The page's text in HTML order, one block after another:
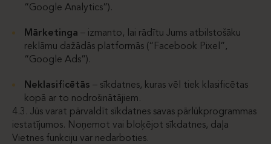
“Google Analytics”).
Mārketinga – izmanto, lai rādītu Jums atbilstošāku
reklāmu dažādās platformās (“Facebook Pixel”,
“Google Ads”).
Neklasificētās – sīkdatnes, kuras vēl tiek klasificētas
kopā ar to nodrošinātājiem.
4.3. Jūs varat pārvaldīt sīkdatnes savas pārlūkprogrammas
iestatījumos. Noņemot vai bloķējot sīkdatnes, daļa
Vietnes funkciju var nedarboties.